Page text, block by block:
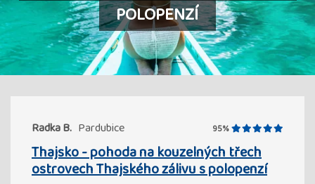
POLOPENZÍ
Radka B. Pardubice 95%
Thajsko - pohoda na kouzelných třech
ostrovech Thajského zálivu s polopenzí